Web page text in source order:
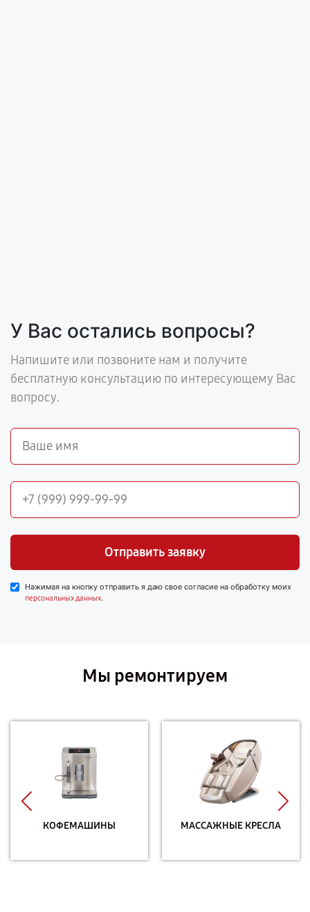
У Вас остались вопросы?
Напишите или позвоните нам и получите
бесплатную консультацию по интересующему Вас
вопросу.
Отправить заявку
Нажимая на кнопку отправить я даю свое согласие на обработку моих
персональных данных.
Мы ремонтируем
КОФЕМАШИНЫ МАССАЖНЫЕ КРЕСЛА